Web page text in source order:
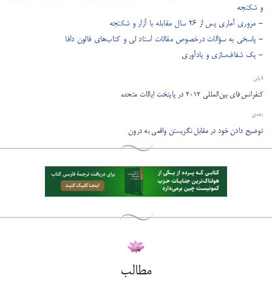
و شکنجه
- مروری آماری پس از ۲۶ سال مقابله با آزار و شکنجه
- پاسخی به سؤالات درخصوص مقالات استاد لی و کتاب‌های فالون دافا
- یک شفاف‌سازی و یادآوری
قبلی
کنفرانس فای بین‌المللی ۲۰۱۲ در پایتخت ایالات متحده
بعدی
توضیح دادن خود در مقابل نگریستن واقعی به درون
مطالب